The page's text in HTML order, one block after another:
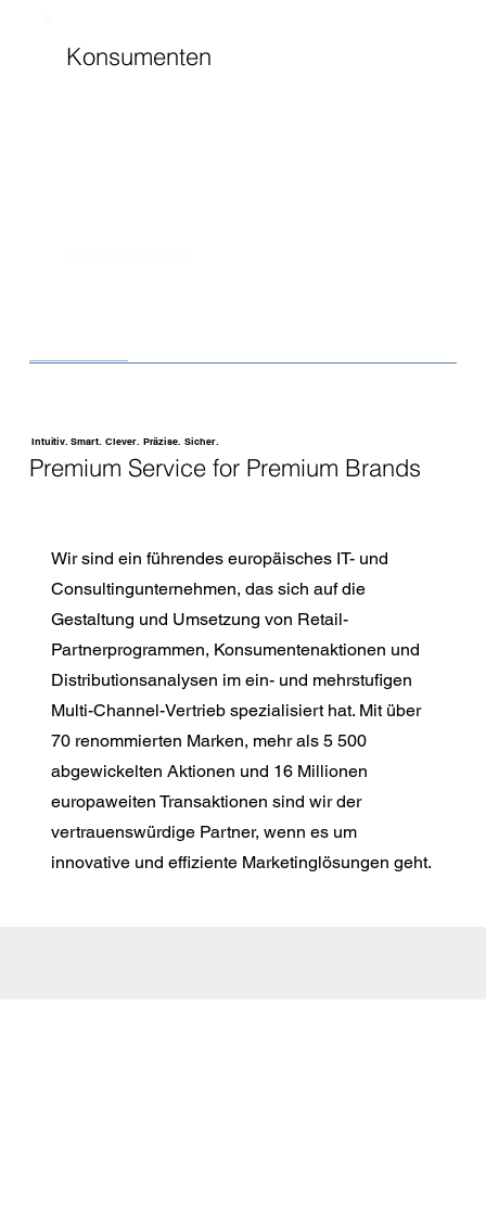
Konsumenten
Intuitiv. Smart. Clever. Präzise. Sicher.
Premium Service for Premium Brands
Wir sind ein führendes europäisches IT- und
Consultingunternehmen, das sich auf die
Gestaltung und Umsetzung von Retail-
Partnerprogrammen, Konsumentenaktionen und
Distributionsanalysen im ein- und mehrstufigen
Multi-Channel-Vertrieb spezialisiert hat. Mit über
70 renommierten Marken, mehr als 5 500
abgewickelten Aktionen und 16 Millionen
europaweiten Transaktionen sind wir der
vertrauenswürdige Partner, wenn es um
innovative und effiziente Marketinglösungen geht.